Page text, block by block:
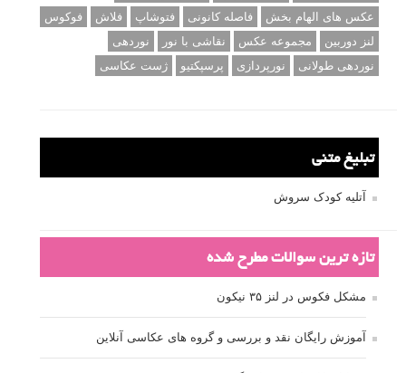
عکس های الهام بخش
فاصله کانونی فتوشاپ فلاش
فوکوس
لنز دوربین
مجموعه عکس نقاشی با نور
نوردهی
نوردهی طولانی
نورپردازی پرسپکتیو ژست عکاسی
تبلیغ متنی
آتلیه کودک سروش
تازه ترین سوالات مطرح شده
مشکل فکوس در لنز ۳۵ نیکون
آموزش رایگان نقد و بررسی و گروه های عکاسی آنلاین